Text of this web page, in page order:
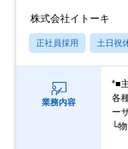
株式会社イトーキ
正社員採用 土日祝
業務内容
*■
各
ー
└